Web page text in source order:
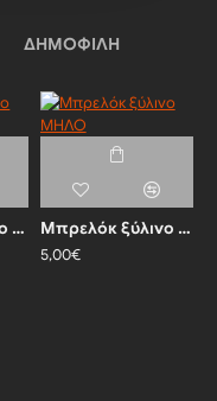
ΔΗΜΟΦΙΛΉ
Μπρελόκ ξύλινο ΑΣΤΕΡΙ
Μπρελόκ ξύλινο ΜΗΛΟ
5,00€